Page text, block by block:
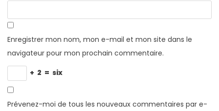
Enregistrer mon nom, mon e-mail et mon site dans le
navigateur pour mon prochain commentaire.
+ 2 = six
Prévenez-moi de tous les nouveaux commentaires par e-